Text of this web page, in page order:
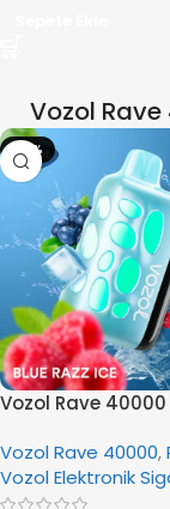
Vozol Rave
-16%
Vozol Rave 40000
Vozol Rave 40000,
Vozol Elektronik